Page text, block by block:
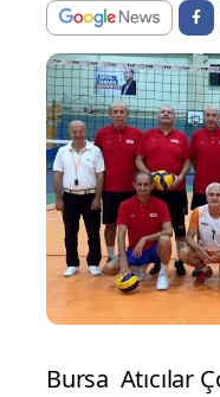
Bursa Atıcılar